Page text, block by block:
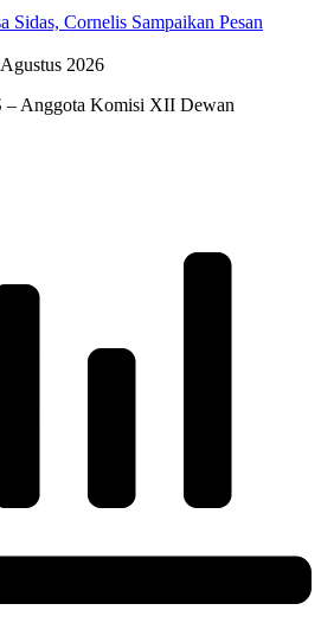
Sidas, Cornelis Sampaikan Pesan
2026
– Anggota Komisi XII Dewan